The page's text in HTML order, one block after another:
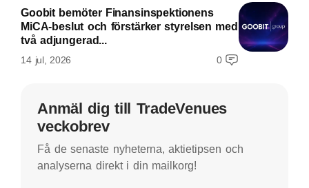
Goobit bemöter Finansinspektionens
MiCA-beslut och förstärker styrelsen med
två adjungerad...
14 jul, 2026 0
Anmäl dig till TradeVenues
veckobrev
Få de senaste nyheterna, aktietipsen och
analyserna direkt i din mailkorg!